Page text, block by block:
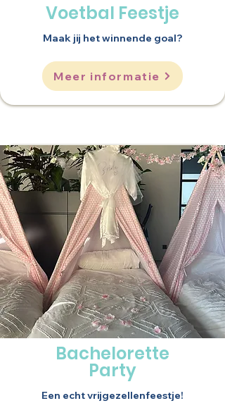
Voetbal Feestje
Maak jij het winnende goal?
Meer informatie
Bachelorette
Party
Een echt vrijgezellenfeestje!